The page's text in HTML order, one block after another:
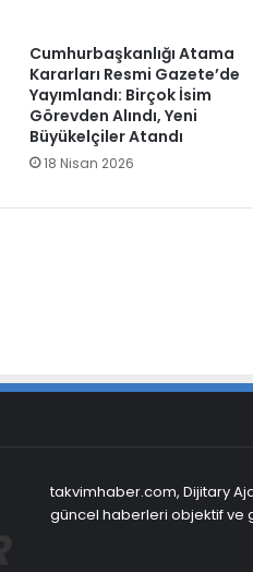
Cumhurbaşkanlığı Atama
Kararları Resmi Gazete’de
Yayımlandı: Birçok İsim
Görevden Alındı, Yeni
Büyükelçiler Atandı
18 Nisan 2026
takvimhaber.com, Dijitary
güncel haberleri objektif ve